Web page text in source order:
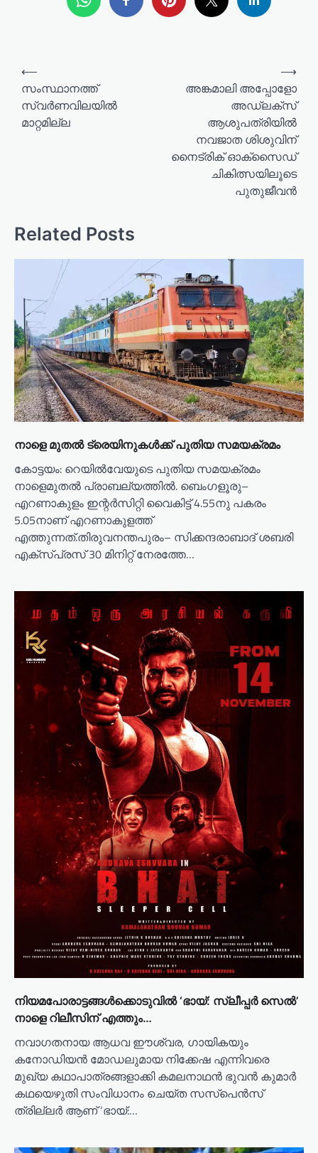
g
a
o
n
⟵
സംസ്ഥാനത്ത്
സ്വര്‍ണവിലയില്‍
മാറ്റമില്ല
അങ്കമാലി അപ്പോളോ
അഡ്ലക്സ്
ആശുപത്രിയിൽ
നവജാത ശിശുവിന്
നൈട്രിക് ഓക്സൈഡ്
ചികിത്സയിലൂടെ
പുതുജീവൻ
⟶
Related Posts
നാളെ മുതൽ ട്രെയിനുകൾക്ക് പുതിയ സമയക്രമം
കോട്ടയം: റെയിൽവേയുടെ പുതിയ സമയക്രമം
നാളെമുതൽ പ്രാബല്യത്തിൽ. ബെംഗളൂരു–
എറണാകുളം ഇന്റർസിറ്റി വൈകിട്ട് 4.55നു പകരം
5.05നാണ് എറണാകുളത്ത്
എത്തുന്നത്.തിരുവനന്തപുരം– സിക്കന്ദരാബാദ് ശബരി
എക്സ്പ്രസ് 30 മിനിറ്റ് നേരത്തേ…
നിയമപോരാട്ടങ്ങൾക്കൊടുവിൽ ‘ഭായ്: സ്ലീപ്പർ സെൽ’
നാളെ റിലീസിന് എത്തും…
നവാഗതനായ ആധവ ഈശ്വര, ഗായികയും
കനോഡിയൻ മോഡലുമായ നിക്കേഷ എന്നിവരെ
മുഖ്യ കഥാപാത്രങ്ങളാക്കി കമലനാഥൻ ഭുവൻ കുമാർ
കഥയെഴുതി സംവിധാനം ചെയ്ത സസ്‌പെൻസ്
ത്രില്ലർ ആണ് ‘ഭായ്:…